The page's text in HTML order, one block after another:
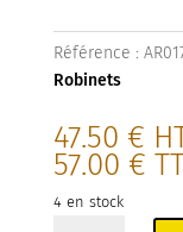
Référence :
Robinets
47.50 €
57.00 €
4 en stock